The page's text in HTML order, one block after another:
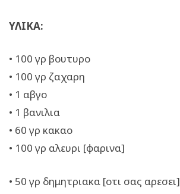
ΥΛΙΚΑ:
• 100 γρ βουτυρο
• 100 γρ ζαχαρη
• 1 αβγο
• 1 βανιλια
• 60 γρ κακαο
• 100 γρ αλευρι [φαρινα]
• 50 γρ δημητριακα [οτι σας αρεσει]